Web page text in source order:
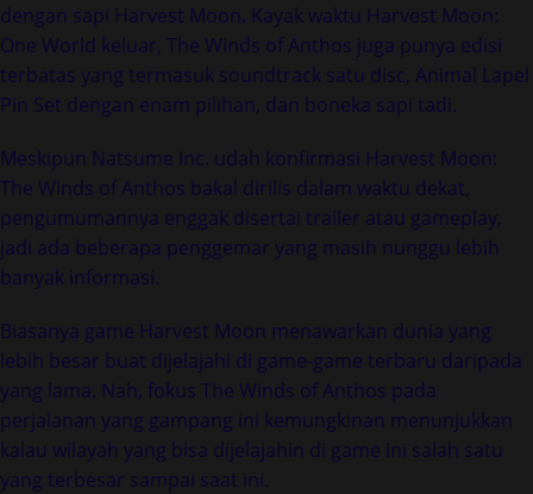
dengan sapi Harvest Moon. Kayak waktu Harvest Moon:
One World keluar, The Winds of Anthos juga punya edisi
terbatas yang termasuk soundtrack satu disc, Animal Lapel
Pin Set dengan enam pilihan, dan boneka sapi tadi.
Meskipun Natsume Inc. udah konfirmasi Harvest Moon:
The Winds of Anthos bakal dirilis dalam waktu dekat,
pengumumannya enggak disertai trailer atau gameplay,
jadi ada beberapa penggemar yang masih nunggu lebih
banyak informasi.
Biasanya game Harvest Moon menawarkan dunia yang
lebih besar buat dijelajahi di game-game terbaru daripada
yang lama. Nah, fokus The Winds of Anthos pada
perjalanan yang gampang ini kemungkinan menunjukkan
kalau wilayah yang bisa dijelajahin di game ini salah satu
yang terbesar sampai saat ini.